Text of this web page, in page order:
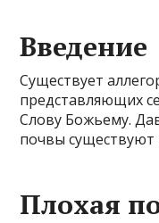
Введение
Существует
представляющих
Слову Божьему.
почвы
Плохая